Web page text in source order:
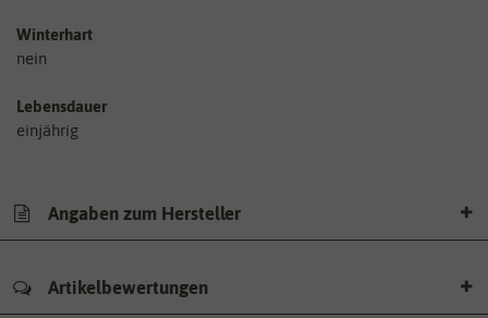
Winterhart
nein
Lebensdauer
einjährig
Angaben zum Hersteller
Artikelbewertungen